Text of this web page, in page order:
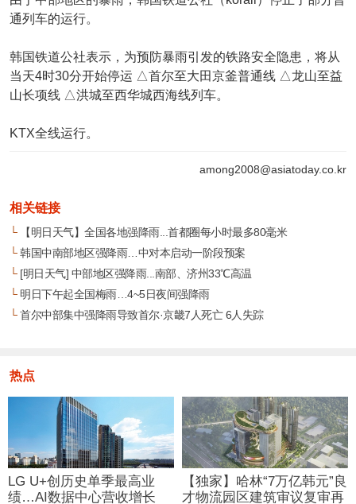
通列车的运行。
韩国铁道公社表示，为预防暴雨引发的铁路安全隐患，将从
当天4时30分开始停运 △首尔至大田京釜普通线 △龙山至益
山长项线 △洪城至西华城西海线列车。
KTX全线运行。
among2008@asiatoday.co.kr
相关链接
└【明日天气】全国各地强降雨...首都圈每小时最多80毫米
└韩国中南部地区强降雨…中对本启动一阶段预案
└[明日天气] 中部地区强降雨...南部、济州33℃高温
└明日下午起全国梅雨…4~5日夜间强降雨
└首尔中部集中强降雨导致首尔·京畿7人死亡 6人失踪
热点
LG U+创历史单季最高业
绩…AI数据中心营收增长
【独家】哈林“7万亿韩元”良
才物流园区建筑审议复审再